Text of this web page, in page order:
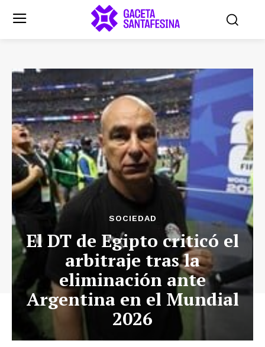
SOCIEDAD
El DT de Egipto criticó el
arbitraje tras la
eliminación ante
Argentina en el Mundial
2026